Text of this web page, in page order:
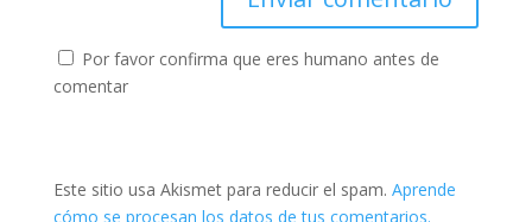
Por favor confirma que eres humano antes de
comentar
Este sitio usa Akismet para reducir el spam. Aprende
cómo se procesan los datos de tus comentarios.